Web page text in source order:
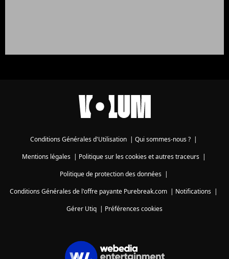
Conditions Générales d'Utilisation | Qui sommes-nous ? |
Mentions légales| Politique sur les cookies et autres traceurs|
Politique de protection des données|
Conditions Générales de l'offre payante Purebreak.com | Notifications |
Gérer Utiq | Préférences cookies